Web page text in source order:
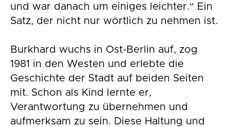
und war danach um einiges leichter.“ Ein
Satz, der nicht nur wörtlich zu nehmen ist.
Burkhard wuchs in Ost-Berlin auf, zog
1981 in den Westen und erlebte die
Geschichte der Stadt auf beiden Seiten
mit. Schon als Kind lernte er,
Verantwortung zu übernehmen und
aufmerksam zu sein. Diese Haltung und